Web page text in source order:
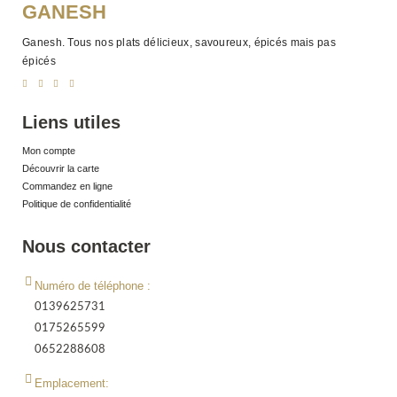
GANESH
Ganesh. Tous nos plats délicieux, savoureux, épicés mais pas
épicés
Liens utiles
Mon compte
Découvrir la carte
Commandez en ligne
Politique de confidentialité
Nous contacter
Numéro de téléphone :
0139625731
0175265599
0652288608
Emplacement: